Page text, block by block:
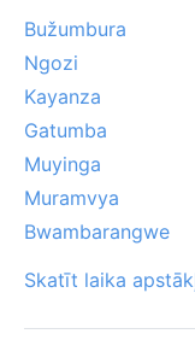
Bužumbura
Ngozi
Kayanza
Gatumba
Muyinga
Muramvya
Bwambarangwe
Skatīt laika